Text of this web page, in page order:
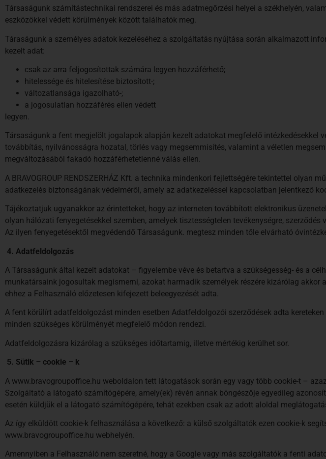
Társaságunk számítástechnikai rendszerei és más adatmegőrzési helyei a székhelyén,
eszközökkel védett körülmények között találhatók meg.
Táraságunk a személyes adatok kezeléséhez a szolgáltatás nyújtása során alkalmazott
kezelt adat:
csak az arra feljogosítottak számára legyen hozzáférhető;
hitelessége és hitelesítése biztosított-;
változatlansága igazolható-;
a jogosulatlan hozzáférés ellen védett
legyen.
Társaságunk a fent megjelölt jogalapok alapján kezelt adatokat megfelelő intézkedésekkel
továbbítás, nyilvánosságra hozatal, törlés vagy megsemmisítés, valamint a véletlen
megváltozásából fakadó hozzáférhetetlenné válás ellen.
A BRAVOGROUP RENDSZERHÁZ Kft. a technika mindenkori fejlettségére tekintettel olyan
adatkezelés biztonságának védelméről, amely az adatkezeléssel kapcsolatban jelentkező
Tájékoztatjuk ugyanakkor az érintetteket, hogy az interneten továbbított elektronikus
olyan hálózati fenyegetésekkel szemben, amelyek tisztességtelen tevékenységre,
Az ilyen fenyegetésektől megvédendő Társaságunk. megtesz minden tőle elvárható
4. Adatfeldolgozás
A Társaságunk által kezelt adatokat – figyelembe véve és betartva a szükségesség- és a
munkatársaink jogosultak megismerni, azokat harmadik személyek részére kizárólag
ehhez a Felhasználó előzetesen kifejezett beleegyezését adta.
A fent körülírt adatfeldolgozást minden esetben Adatfeldolgozói szerződések adta
minden szükséges körülményét megfelelő módon rendezi.
Adatfeldolgozásra kizárólag a szükséges időtartamig, illetve mértékig kerülhet sor.
5. Sütik – cookie – k
A www.bravogroupoffice.hu weboldalon tett látogatások során egy vagy több cookie-t –
Szolgáltató a látogató számítógépére, amely(ek) révén annak böngészője egyedileg
esetén küldjük el a látogató számítógépére, tehát ezekben csak az adott aloldal
Az így elküldött cookie-k felhasználása a következő: a külső szolgáltatók ezen cookie-k
www.bravogroupoffice.hu webhelyén.
Amennyiben a Felhasználó nem szeretné, hogy a Google vagy más szolgáltatók a fenti